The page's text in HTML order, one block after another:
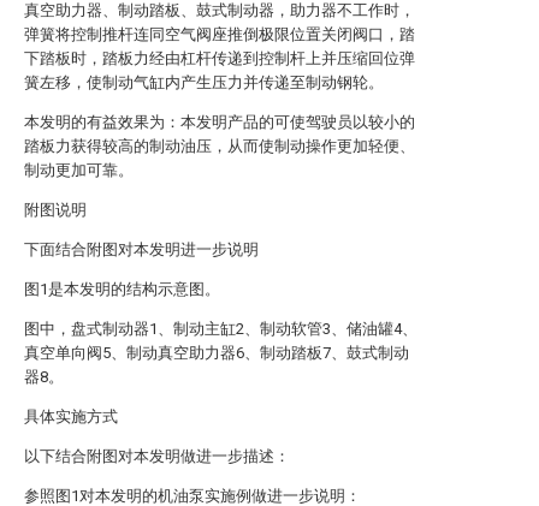
真空助力器、制动踏板、鼓式制动器，助力器不工作时，
弹簧将控制推杆连同空气阀座推倒极限位置关闭阀口，踏
下踏板时，踏板力经由杠杆传递到控制杆上并压缩回位弹
簧左移，使制动气缸内产生压力并传递至制动钢轮。
本发明的有益效果为：本发明产品的可使驾驶员以较小的
踏板力获得较高的制动油压，从而使制动操作更加轻便、
制动更加可靠。
附图说明
下面结合附图对本发明进一步说明
图1是本发明的结构示意图。
图中，盘式制动器1、制动主缸2、制动软管3、储油罐4、
真空单向阀5、制动真空助力器6、制动踏板7、鼓式制动
器8。
具体实施方式
以下结合附图对本发明做进一步描述：
参照图1对本发明的机油泵实施例做进一步说明：